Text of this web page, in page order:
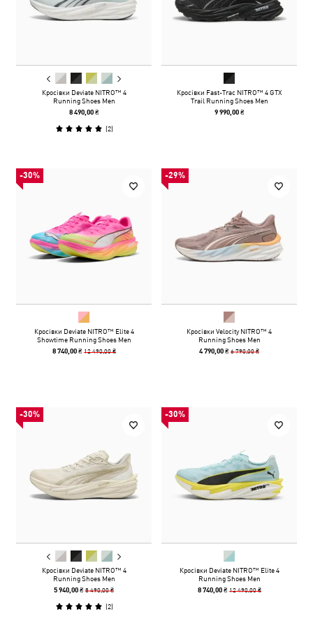
Кросівки Deviate NITRO™ 4
Running Shoes Men
8 490,00 ₴
(2)
Кросівки Fast-Trac NITRO™ 4 GTX
Trail Running Shoes Men
9 990,00 ₴
-30%
Кросівки Deviate NITRO™ Elite 4
Showtime Running Shoes Men
8 740,00 ₴ 12 490,00 ₴
-29%
Кросівки Velocity NITRO™ 4
Running Shoes Men
4 790,00 ₴6 790,00 ₴
-30%
Кросівки Deviate NITRO™ 4
Running Shoes Men
5 940,00 ₴8 490,00 ₴
(2)
-30%
Кросівки Deviate NITRO™ Elite 4
Running Shoes Men
8 740,00 ₴ 12 490,00 ₴